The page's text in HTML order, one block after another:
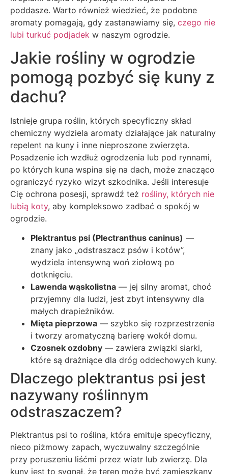
poddasze. Warto również wiedzieć, że podobne
aromaty pomagają, gdy zastanawiamy się, czego nie
lubi turkuć podjadek w naszym ogrodzie.
Jakie rośliny w ogrodzie
pomogą pozbyć się kuny z
dachu?
Istnieje grupa roślin, których specyficzny skład
chemiczny wydziela aromaty działające jak naturalny
repelent na kuny i inne nieproszone zwierzęta.
Posadzenie ich wzdłuż ogrodzenia lub pod rynnami,
po których kuna wspina się na dach, może znacząco
ograniczyć ryzyko wizyt szkodnika. Jeśli interesuje
Cię ochrona posesji, sprawdź też rośliny, których nie
lubią koty, aby kompleksowo zadbać o spokój w
ogrodzie.
Plektrantus psi (Plectranthus caninus) —
znany jako „odstraszacz psów i kotów”,
wydziela intensywną woń ziołową po
dotknięciu.
Lawenda wąskolistna — jej silny aromat, choć
przyjemny dla ludzi, jest zbyt intensywny dla
małych drapieżników.
Mięta pieprzowa — szybko się rozprzestrzenia
i tworzy aromatyczną barierę wokół domu.
Czosnek ozdobny — zawiera związki siarki,
które są drażniące dla dróg oddechowych kuny.
Dlaczego plektrantus psi jest
nazywany roślinnym
odstraszaczem?
Plektrantus psi to roślina, która emituje specyficzny,
nieco piżmowy zapach, wyczuwalny szczególnie
przy poruszeniu liśćmi przez wiatr lub zwierzę. Dla
kuny jest to sygnał, że teren może być zamieszkany